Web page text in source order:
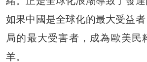
如果中國是全球化的最大受益
局的最大受害者，成為歐美民
羊。